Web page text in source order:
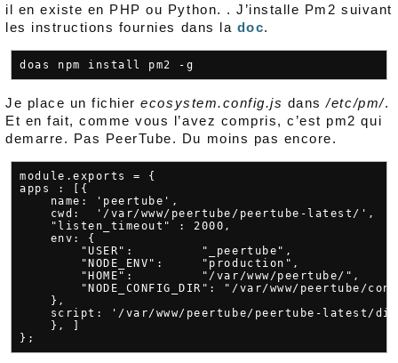
il en existe en PHP ou Python. . J’installe Pm2 suivant
les instructions fournies dans la doc.
Je place un fichierecosystem.config.js dans/etc/pm/.
Et en fait, comme vous l’avez compris, c’est pm2 qui
demarre. Pas PeerTube. Du moins pas encore.
module.exports = {
apps : [{
    name: 'peertube',
    cwd:  '/var/www/peertube/peertube-latest/',
    "listen_timeout" : 2000,
    env: {
        "USER":         "_peertube",
        "NODE_ENV":     "production",
        "HOME":         "/var/www/peertube/",
"NODE_CONFIG_DIR": "/var/www/peertube/
    },
script: '/var/www/peertube/peertube-latest/
    }, ]